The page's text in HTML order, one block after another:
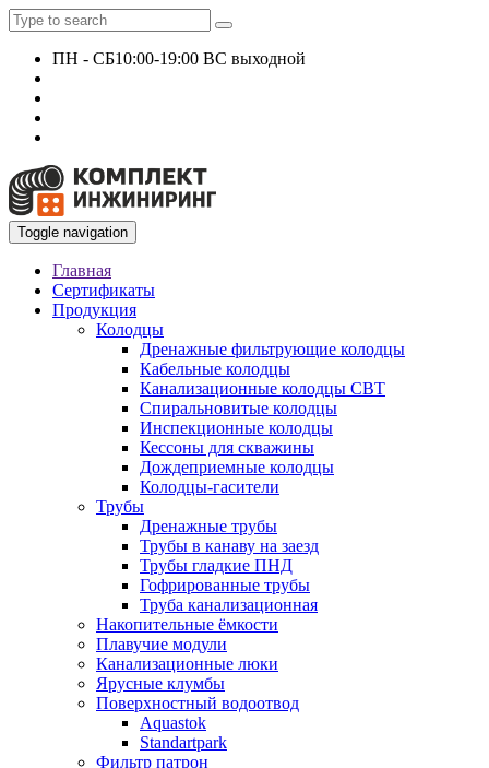
ПН - СБ10:00-19:00 ВС выходной
Toggle navigation
Главная
Сертификаты
Продукция
Колодцы
Дренажные фильтрующие колодцы
Кабельные колодцы
Канализационные колодцы СВТ
Спиральновитые колодцы
Инспекционные колодцы
Кессоны для скважины
Дождеприемные колодцы
Колодцы-гасители
Трубы
Дренажные трубы
Трубы в канаву на заезд
Трубы гладкие ПНД
Гофрированные трубы
Труба канализационная
Накопительные ёмкости
Плавучие модули
Канализационные люки
Ярусные клумбы
Поверхностный водоотвод
Aquastok
Standartpark
Фильтр патрон